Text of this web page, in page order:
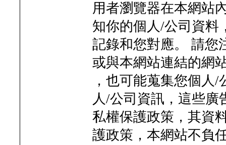
用者瀏覽器在本網站
知你的個人/公司資料
記錄和您對應。 請您
或與本網站連結的網
，也可能蒐集您個人
人/公司資訊，這些廣
私權保護政策，其資
護政策，本網站不負